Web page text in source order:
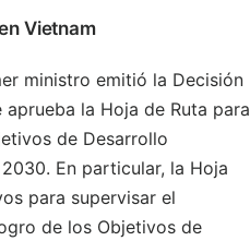
Vietnam
ministro emitió la Decisión
aprueba la Hoja de Ruta para
de Desarrollo
En particular, la Hoja
para supervisar el
de los Objetivos de